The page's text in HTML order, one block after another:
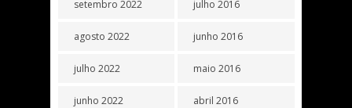
setembro 2022
agosto 2022
julho 2022
junho 2022
julho 2016
junho 2016
maio 2016
abril 2016